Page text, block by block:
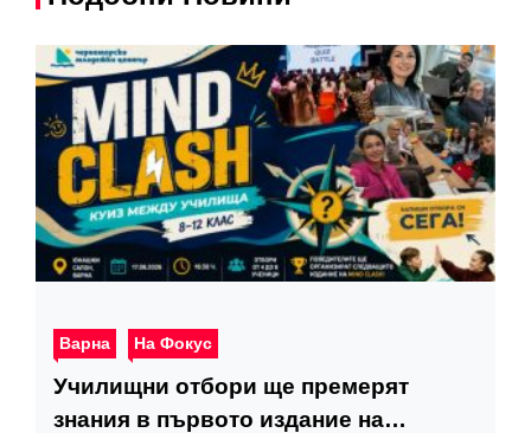
Варна На Фокус
Училищни отбори ще премерят
знания в първото издание на